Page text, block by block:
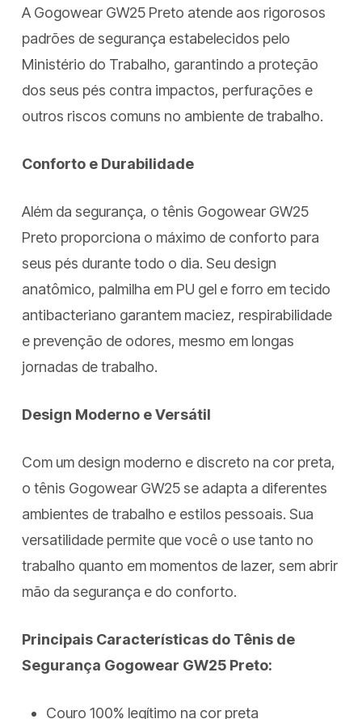
A Gogowear GW25 Preto atende aos rigorosos
padrões de segurança estabelecidos pelo
Ministério do Trabalho, garantindo a proteção
dos seus pés contra impactos, perfurações e
outros riscos comuns no ambiente de trabalho.
Conforto e Durabilidade
Além da segurança, o tênis Gogowear GW25
Preto proporciona o máximo de conforto para
seus pés durante todo o dia. Seu design
anatômico, palmilha em PU gel e forro em tecido
antibacteriano garantem maciez, respirabilidade
e prevenção de odores, mesmo em longas
jornadas de trabalho.
Design Moderno e Versátil
Com um design moderno e discreto na cor preta,
o tênis Gogowear GW25 se adapta a diferentes
ambientes de trabalho e estilos pessoais. Sua
versatilidade permite que você o use tanto no
trabalho quanto em momentos de lazer, sem abrir
mão da segurança e do conforto.
Principais Características do Tênis de
Segurança Gogowear GW25 Preto:
Couro 100% legítimo na cor preta